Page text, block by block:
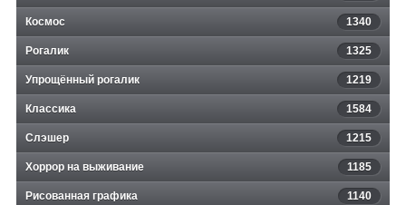
Космос 1340
Рогалик 1325
Упрощённый рогалик 1219
Классика 1584
Слэшер 1215
Хоррор на выживание 1185
Рисованная графика 1140